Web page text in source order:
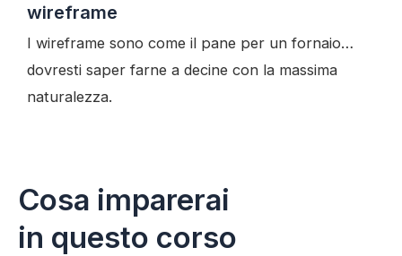
wireframe
I wireframe sono come il pane per un fornaio…
dovresti saper farne a decine con la massima
naturalezza.
Cosa imparerai
in questo corso